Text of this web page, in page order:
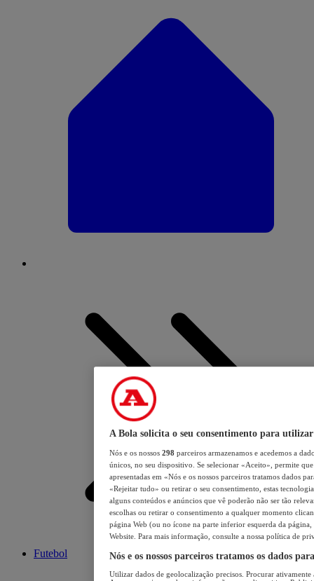
Futebol
A Bola solicita o seu consentimento para utilizar
Nós e os nossos 298 parceiros armazenamos e acedemos a
únicos, no seu dispositivo. Se selecionar «Aceito», permite
apresentadas em «Nós e os nossos parceiros tratamos dados
«Rejeitar tudo» ou retirar o seu consentimento, estas
alguns conteúdos e anúncios que vê poderão não ser tão
escolhas ou retirar o consentimento a qualquer momento
página Web (ou no ícone na parte inferior esquerda da página,
Website. Para mais informação, consulte a nossa política de
Nós e os nossos parceiros tratamos os dados
Utilizar dados de geolocalização precisos. Procurar